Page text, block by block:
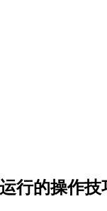
行的操作技